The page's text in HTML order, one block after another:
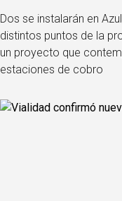
Dos se instalarán en
distintos puntos de la
un proyecto que
estaciones de cobro